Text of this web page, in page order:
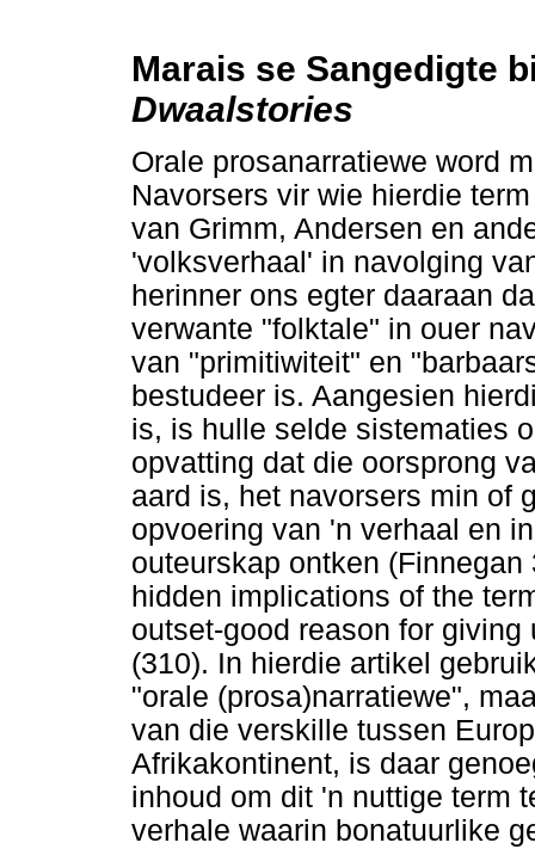
Marais se Sangedigte
Dwaalstories
Orale prosanarratiewe word
Navorsers vir wie hierdie
van Grimm, Andersen en
'volksverhaal' in navolging
herinner ons egter daaraan
verwante "folktale" in ouer
van "primitiwiteit" en
bestudeer is. Aangesien
is, is hulle selde sistematies
opvatting dat die oorsprong
aard is, het navorsers min of
opvoering van 'n verhaal en
outeurskap ontken
hidden implications of the
outset-good reason for
(310). In hierdie artikel
"orale (prosa)narratiewe",
van die verskille tussen
Afrikakontinent, is daar
inhoud om dit 'n nuttige term
verhale waarin bonatuurlike